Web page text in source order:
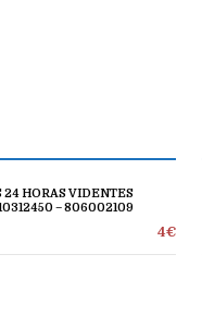
24 HORAS VIDENTES
– 806002109
4€